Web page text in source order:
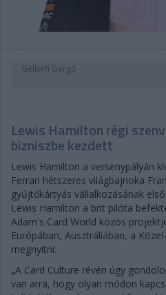
Gellérfi Gergő
Lewis Hamilton régi
bizniszbe kezdett
Lewis Hamilton a versenypályán
Ferrari hétszeres világbajnoka
gyűjtőkártyás vállalkozásának
Lewis Hamilton a brit pilóta
Adam's Card World közös
Európában, Ausztráliában, a
megnyitni.
„A Card Culture révén úgy
van arra, hogy olyan módon